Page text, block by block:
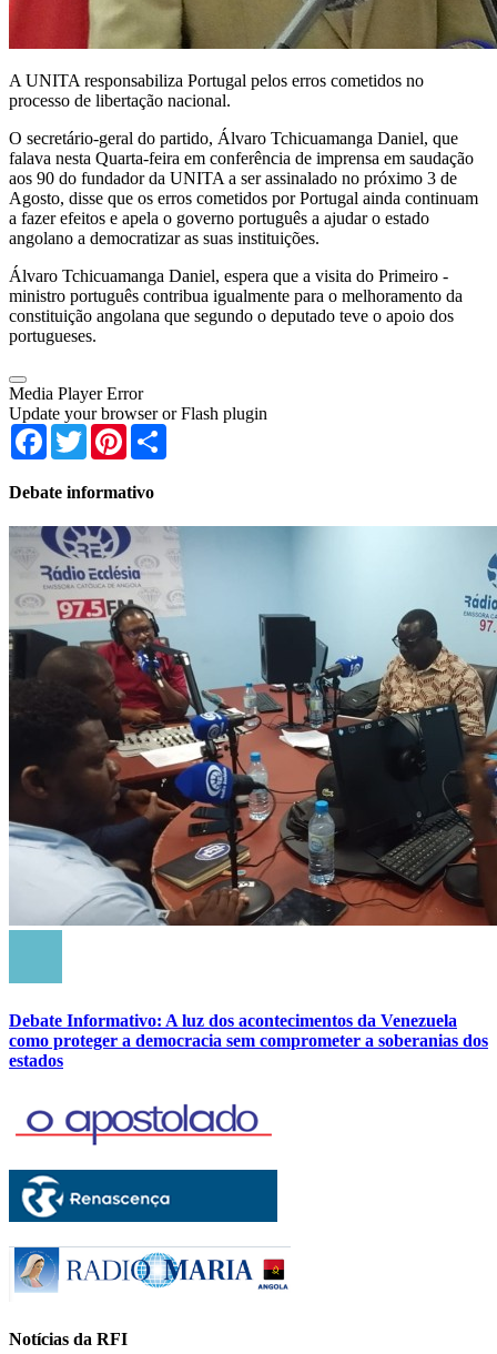
A UNITA responsabiliza Portugal pelos erros cometidos no
processo de libertação nacional.
O secretário-geral do partido, Álvaro Tchicuamanga Daniel, que
falava nesta Quarta-feira em conferência de imprensa em saudação
aos 90 do fundador da UNITA a ser assinalado no próximo 3 de
Agosto, disse que os erros cometidos por Portugal ainda continuam
a fazer efeitos e apela o governo português a ajudar o estado
angolano a democratizar as suas instituições.
Álvaro Tchicuamanga Daniel, espera que a visita do Primeiro -
ministro português contribua igualmente para o melhoramento da
constituição angolana que segundo o deputado teve o apoio dos
portugueses.
Media Player Error
Update your browser or Flash plugin
Facebook
TwitterPinterest
Debate informativo
Debate Informativo: A luz dos acontecimentos da Venezuela
como proteger a democracia sem comprometer a soberanias dos
estados
Notícias da RFI